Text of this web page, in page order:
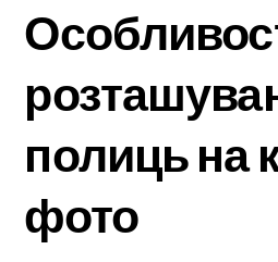
полиць на
фото